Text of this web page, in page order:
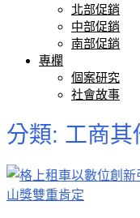
北部促銷
中部促銷
南部促銷
專欄
個案研究
社會故事
分類: 工商其